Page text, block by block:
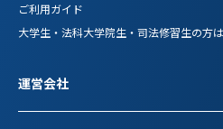
ご利用ガイド
大学生・法科大学院生・司法修習生の方
運営会社